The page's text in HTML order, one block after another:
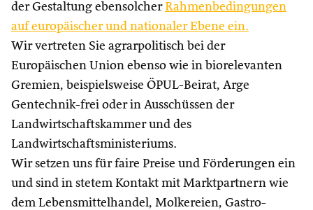
der Gestaltung ebensolcher Rahmenbedingungen
auf europäischer und nationaler Ebene ein.
Wir vertreten Sie agrarpolitisch bei der
Europäischen Union ebenso wie in biorelevanten
Gremien, beispielsweise ÖPUL-Beirat, Arge
Gentechnik-frei oder in Ausschüssen der
Landwirtschaftskammer und des
Landwirtschaftsministeriums.
Wir setzen uns für faire Preise und Förderungen ein
und sind in stetem Kontakt mit Marktpartnern wie
dem Lebensmittelhandel, Molkereien, Gastro-